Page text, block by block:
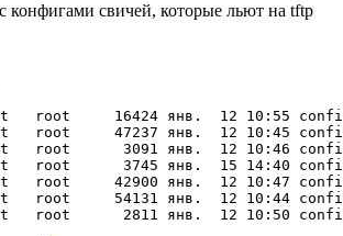
свичей, которые льют на tftp
root     16424 янв.  12 10:55
root     47237 янв.  12 10:45
root      3091 янв.  12 10:46
root      3745 янв.  15 14:40
root     42900 янв.  12 10:47
root     54131 янв.  12 10:44
root      2811 янв.  12 10:50